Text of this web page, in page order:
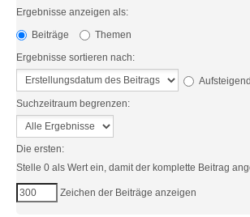
Ergebnisse anzeigen als:
Beiträge
Themen
Ergebnisse sortieren nach:
Aufsteigend
Suchzeitraum begrenzen:
Die ersten:
Stelle 0 als Wert ein, damit der komplette Beitrag
Zeichen der Beiträge anzeigen